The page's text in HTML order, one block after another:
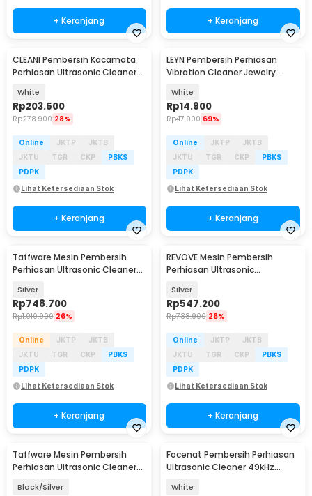
+ Keranjang + Keranjang
CLEANI Pembersih Kacamata
Perhiasan Ultrasonic Cleaner
White
Rp203.500
Rp278.900 28%
Online JKTP
JKTB
JKTU
TGR CKP
PBKS
PDPK
Lihat Ketersediaan Stok
+ Keranjang
LEYN Pembersih Perhiasan
Vibration Cleaner Jewelry
White
Rp14.900
Rp47.900 69%
Online JKTP
JKTB
JKTU
TGR CKP
PBKS
PDPK
Lihat Ketersediaan Stok
+ Keranjang
Taffware Mesin Pembersih
Perhiasan Ultrasonic Cleaner
Silver
Rp748.700
Rp1.010.900 26%
Online JKTP
JKTB
JKTU
TGR CKP
PBKS
PDPK
Lihat Ketersediaan Stok
+ Keranjang
REVOVE Mesin Pembersih
Perhiasan Ultrasonic
KZ-D2
Silver
Rp547.200
Rp738.900 26%
Online JKTP
JKTB
JKTU
TGR CKP
PBKS
PDPK
Lihat Ketersediaan Stok
+ Keranjang
Taffware Mesin Pembersih
Perhiasan Ultrasonic Cleaner
Black/Silver
Akan Datang
Focenat Pembersih Perhiasan
Ultrasonic Cleaner 49kHz
White